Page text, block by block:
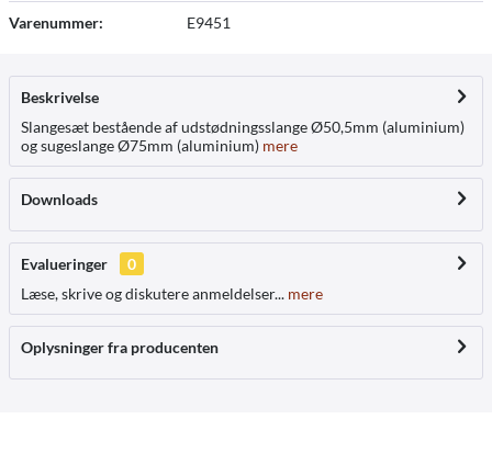
Varenummer: E9451
Beskrivelse
Slangesæt bestående af udstødningsslange Ø50,5mm (aluminium)
og sugeslange Ø75mm (aluminium) mere
Downloads
Evalueringer
0
Læse, skrive og diskutere anmeldelser... mere
Oplysninger fra producenten